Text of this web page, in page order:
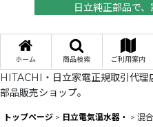
日立純正部品で
ホーム 商品検索 ご利用案内
HITACHI・日立家電正規取引代理
部品販売ショップ。
トップページ > 日立電気温水器・ > 混